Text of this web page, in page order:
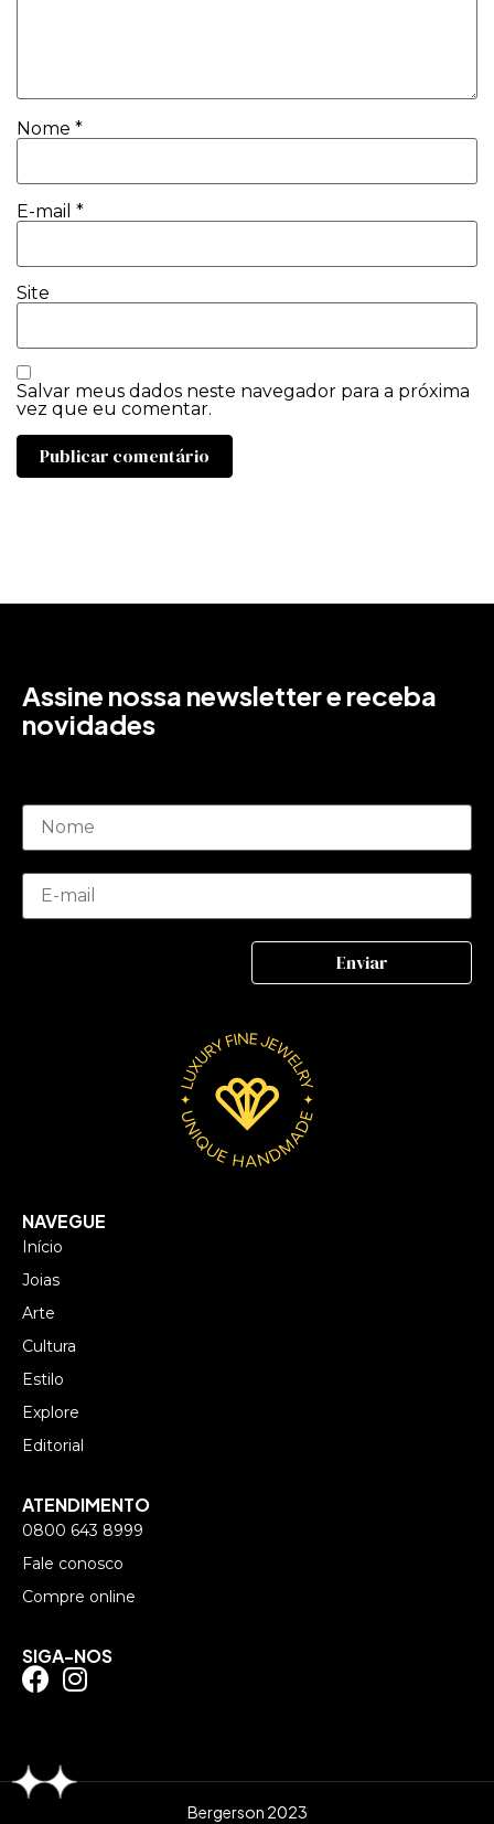
Nome *
E-mail *
Site
Salvar meus dados neste navegador para a próxima
vez que eu comentar.
Assine nossa newsletter e receba
novidades
NAVEGUE
Início
Joias
Arte
Cultura
Estilo
Explore
Editorial
ATENDIMENTO
0800 643 8999
Fale conosco
Compre online
SIGA-NOS
Bergerson 2023